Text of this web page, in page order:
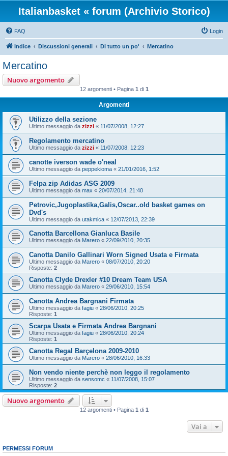
Italianbasket « forum (Archivio Storico)
FAQ Login
Indice Discussioni generali Di tutto un po' Mercatino
Mercatino
Nuovo argomento
12 argomenti • Pagina 1 di 1
Argomenti
Utilizzo della sezione
Ultimo messaggio da zizzi « 11/07/2008, 12:27
Regolamento mercatino
Ultimo messaggio da zizzi « 11/07/2008, 12:23
canotte iverson wade o'neal
Ultimo messaggio da peppekioma « 21/01/2016, 1:52
Felpa zip Adidas ASG 2009
Ultimo messaggio da max « 20/07/2014, 21:40
Petrovic,Jugoplastika,Galis,Oscar..old basket games on
Dvd's
Ultimo messaggio da utakmica « 12/07/2013, 22:39
Canotta Barcellona Gianluca Basile
Ultimo messaggio da Marero « 22/09/2010, 20:35
Canotta Danilo Gallinari Worn Signed Usata e Firmata
Ultimo messaggio da Marero « 08/07/2010, 20:20
Risposte: 2
Canotta Clyde Drexler #10 Dream Team USA
Ultimo messaggio da Marero « 29/06/2010, 15:54
Canotta Andrea Bargnani Firmata
Ultimo messaggio da fagiu « 28/06/2010, 20:25
Risposte: 1
Scarpa Usata e Firmata Andrea Bargnani
Ultimo messaggio da fagiu « 28/06/2010, 20:24
Risposte: 1
Canotta Regal Barçelona 2009-2010
Ultimo messaggio da Marero « 28/06/2010, 16:33
Non vendo niente perchè non leggo il regolamento
Ultimo messaggio da sensomc « 11/07/2008, 15:07
Risposte: 2
Nuovo argomento
12 argomenti • Pagina 1 di 1
Vai a
PERMESSI FORUM